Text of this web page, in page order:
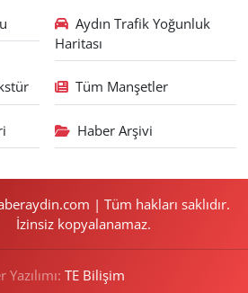
Aydın Trafik Yoğunluk
Haritası
Tüm Manşetler
Haber Arşivi
| Tüm hakları saklıdır.
İzinsiz kopyalanamaz.
Yazılımı: TE Bilişim